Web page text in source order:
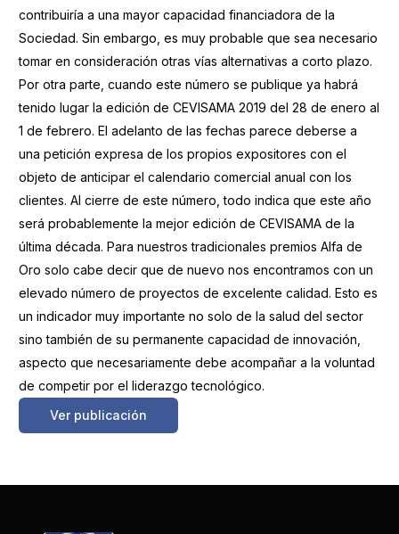
contribuiría a una mayor capacidad financiadora de la
Sociedad. Sin embargo, es muy probable que sea necesario
tomar en consideración otras vías alternativas a corto plazo.
Por otra parte, cuando este número se publique ya habrá
tenido lugar la edición de CEVISAMA 2019 del 28 de enero al
1 de febrero. El adelanto de las fechas parece deberse a
una petición expresa de los propios expositores con el
objeto de anticipar el calendario comercial anual con los
clientes. Al cierre de este número, todo indica que este año
será probablemente la mejor edición de CEVISAMA de la
última década. Para nuestros tradicionales premios Alfa de
Oro solo cabe decir que de nuevo nos encontramos con un
elevado número de proyectos de excelente calidad. Esto es
un indicador muy importante no solo de la salud del sector
sino también de su permanente capacidad de innovación,
aspecto que necesariamente debe acompañar a la voluntad
de competir por el liderazgo tecnológico.
Ver publicación